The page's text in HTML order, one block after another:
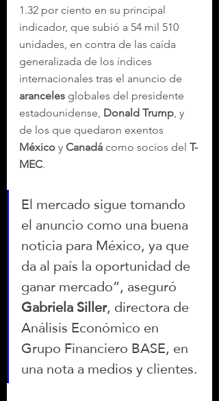
1.32 por ciento en su principal
indicador, que subió a 54 mil 510
unidades, en contra de las caída
generalizada de los índices
internacionales tras el anuncio de
aranceles globales del presidente
estadounidense, Donald Trump, y
de los que quedaron exentos
México y Canadá como socios del T-
MEC.
El mercado sigue tomando
el anuncio como una buena
noticia para México, ya que
da al país la oportunidad de
ganar mercado”, aseguró
Gabriela Siller, directora de
Análisis Económico en
Grupo Financiero BASE, en
una nota a medios y clientes.